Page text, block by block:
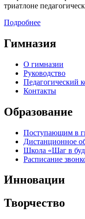
триатлоне
Подробнее
Гимназия
О гимназии
Руководство
Педагогический
Контакты
Образование
Поступающим в
Дистанционное
Школа «Шаг в
Расписание
Инновации
Творчество